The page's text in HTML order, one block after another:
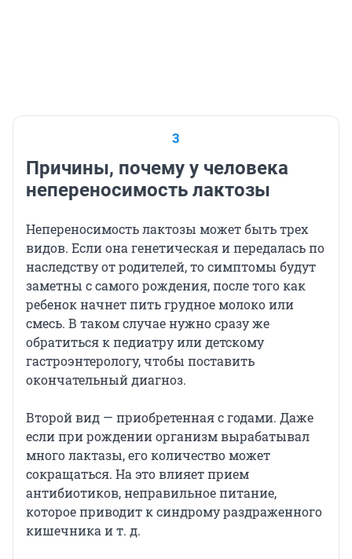
3
Причины, почему у человека
непереносимость лактозы
Непереносимость лактозы может быть трех
видов. Если она генетическая и передалась по
наследству от родителей, то симптомы будут
заметны с самого рождения, после того как
ребенок начнет пить грудное молоко или
смесь. В таком случае нужно сразу же
обратиться к педиатру или детскому
гастроэнтерологу, чтобы поставить
окончательный диагноз.
Второй вид — приобретенная с годами. Даже
если при рождении организм вырабатывал
много лактазы, его количество может
сокращаться. На это влияет прием
антибиотиков, неправильное питание,
которое приводит к синдрому раздраженного
кишечника и т. д.